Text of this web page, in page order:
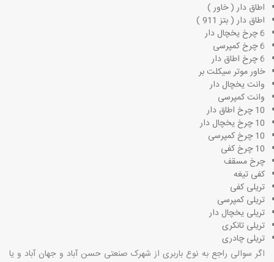
اطاق دار ( خاور )
اطاق دار ( بتز 911 )
6 چرخ یخچال دار
6 چرخ کمپرسی
6 چرخ اطاق دار
خاور موتر سیکلت بر
وانت یخچال دار
وانت کمپرسی
10 چرخ اطاق دار
10 چرخ یخچال دار
10 چرخ کمپرسی
10 چرخ کفی
چرخ مسقف
کفی تیغه
تریلی کفی
تریلی کمپرسی
تریلی یخچال دار
تریلی تانکری
تریلی چادری
اگر سوالی راجع به نوع باربری از شهرک صنعتی حسن آباد و جهان آباد و یا